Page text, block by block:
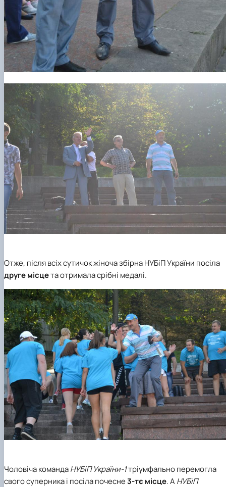
Отже, після всіх сутичок жіноча збірна НУБіП України посіла
друге місцета отримала срібні медалі.
Чоловіча командаНУБіП України-1тріумфально перемогла
свого суперника і посіла почесне3-тє місце. А НУБіП